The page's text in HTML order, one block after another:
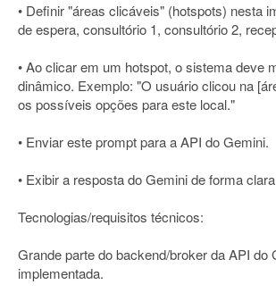
• Definir "áreas clicáveis" (hotspots) nesta
de espera, consultório 1, consultório 2,
• Ao clicar em um hotspot, o sistema deve
dinâmico. Exemplo: "O usuário clicou na
os possíveis opções para este local."
• Enviar este prompt para a API do Gemini.
• Exibir a resposta do Gemini de forma
Tecnologias/requisitos técnicos:
Grande parte do backend/broker da API do
implementada.